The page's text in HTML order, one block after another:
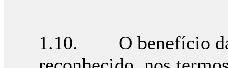
1.10. O benefício da